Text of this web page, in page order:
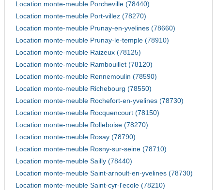
Location monte-meuble Porcheville (78440)
Location monte-meuble Port-villez (78270)
Location monte-meuble Prunay-en-yvelines (78660)
Location monte-meuble Prunay-le-temple (78910)
Location monte-meuble Raizeux (78125)
Location monte-meuble Rambouillet (78120)
Location monte-meuble Rennemoulin (78590)
Location monte-meuble Richebourg (78550)
Location monte-meuble Rochefort-en-yvelines (78730)
Location monte-meuble Rocquencourt (78150)
Location monte-meuble Rolleboise (78270)
Location monte-meuble Rosay (78790)
Location monte-meuble Rosny-sur-seine (78710)
Location monte-meuble Sailly (78440)
Location monte-meuble Saint-arnoult-en-yvelines (78730)
Location monte-meuble Saint-cyr-l'ecole (78210)